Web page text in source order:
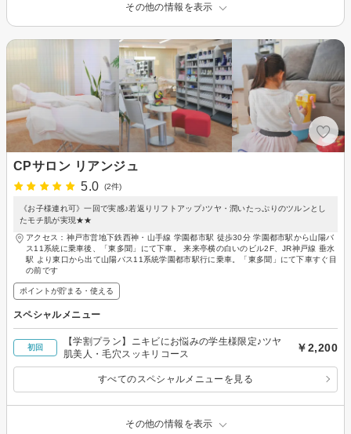
その他の情報を表示
CPサロン リアンジュ
5.0
(2件)
《お子様連れ可》一回で実感♪若返りリフトアップ♪ツヤ・潤いたっぷりのツルンとし
たモチ肌が実現★★
アクセス：神戸市営地下鉄西神・山手線 学園都市駅 徒歩30分 学園都市駅から山陽バ
ス11系統に乗車後、「東多聞」にて下車。 来来亭横の白いのビル2F、JR神戸線 垂水
駅 より東口から出て山陽バス11系統学園都市駅行に乗車。「東多聞」にて下車すぐ目
の前です
ポイントが貯まる・使える
スペシャルメニュー
初回
【学割プラン】ニキビにお悩みの学生様限定♪ツヤ
肌美人・毛穴スッキリコース
￥2,200
すべてのスペシャルメニューを見る
その他の情報を表示